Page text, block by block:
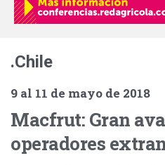
.Chile
9 al 11 de mayo de 2018
Macfrut: Gran
operadores